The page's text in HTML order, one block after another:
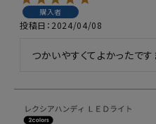
購入者
投稿日 2024/04/08
つかいやすくてよかったです